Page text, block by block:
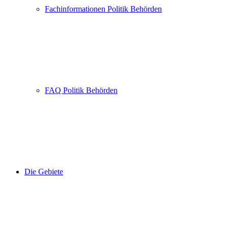
Fachinformationen Politik Behörden
FAQ Politik Behörden
Die Gebiete